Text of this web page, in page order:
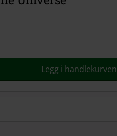
Legg i handlekurven